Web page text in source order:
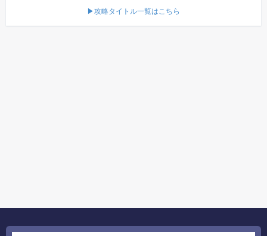
▶攻略タイトル一覧はこちら